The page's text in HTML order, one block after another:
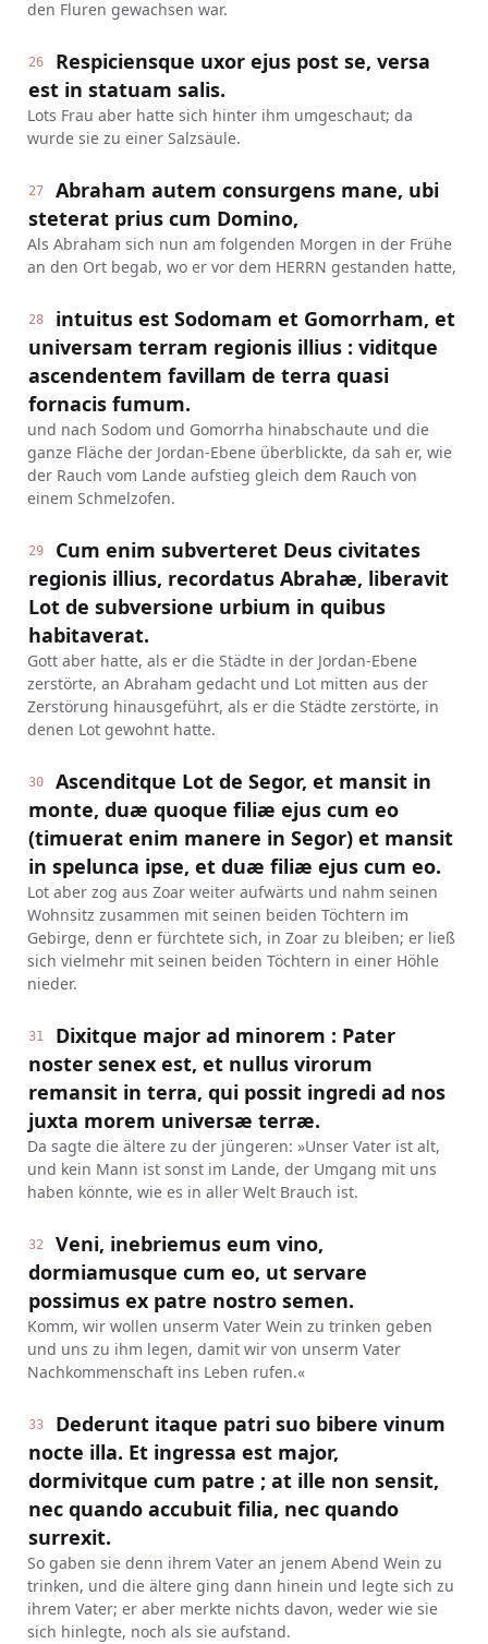
den Fluren gewachsen war.
26
Respiciensque uxor ejus post se, versa
est in statuam salis.
Lots Frau aber hatte sich hinter ihm umgeschaut; da
wurde sie zu einer Salzsäule.
27
Abraham autem consurgens mane, ubi
steterat prius cum Domino,
Als Abraham sich nun am folgenden Morgen in der Frühe
an den Ort begab, wo er vor dem HERRN gestanden hatte,
28
intuitus est Sodomam et Gomorrham, et
universam terram regionis illius : viditque
ascendentem favillam de terra quasi
fornacis fumum.
und nach Sodom und Gomorrha hinabschaute und die
ganze Fläche der Jordan-Ebene überblickte, da sah er, wie
der Rauch vom Lande aufstieg gleich dem Rauch von
einem Schmelzofen.
29
Cum enim subverteret Deus civitates
regionis illius, recordatus Abrahæ, liberavit
Lot de subversione urbium in quibus
habitaverat.
Gott aber hatte, als er die Städte in der Jordan-Ebene
zerstörte, an Abraham gedacht und Lot mitten aus der
Zerstörung hinausgeführt, als er die Städte zerstörte, in
denen Lot gewohnt hatte.
30
Ascenditque Lot de Segor, et mansit in
monte, duæ quoque filiæ ejus cum eo
(timuerat enim manere in Segor) et mansit
in spelunca ipse, et duæ filiæ ejus cum eo.
Lot aber zog aus Zoar weiter aufwärts und nahm seinen
Wohnsitz zusammen mit seinen beiden Töchtern im
Gebirge, denn er fürchtete sich, in Zoar zu bleiben; er ließ
sich vielmehr mit seinen beiden Töchtern in einer Höhle
nieder.
31
Dixitque major ad minorem : Pater
noster senex est, et nullus virorum
remansit in terra, qui possit ingredi ad nos
juxta morem universæ terræ.
Da sagte die ältere zu der jüngeren: »Unser Vater ist alt,
und kein Mann ist sonst im Lande, der Umgang mit uns
haben könnte, wie es in aller Welt Brauch ist.
32
Veni, inebriemus eum vino,
dormiamusque cum eo, ut servare
possimus ex patre nostro semen.
Komm, wir wollen unserm Vater Wein zu trinken geben
und uns zu ihm legen, damit wir von unserm Vater
Nachkommenschaft ins Leben rufen.«
33
Dederunt itaque patri suo bibere vinum
nocte illa. Et ingressa est major,
dormivitque cum patre ; at ille non sensit,
nec quando accubuit filia, nec quando
surrexit.
So gaben sie denn ihrem Vater an jenem Abend Wein zu
trinken, und die ältere ging dann hinein und legte sich zu
ihrem Vater; er aber merkte nichts davon, weder wie sie
sich hinlegte, noch als sie aufstand.